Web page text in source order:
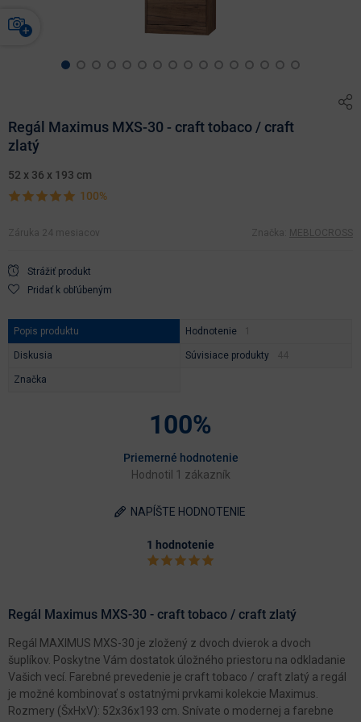
Regál Maximus MXS-30 - craft tobaco / craft
zlatý
52 x 36 x 193 cm
100%
Záruka 24 mesiacov Značka: MEBLOCROSS
Strážiť produkt
Pridať k obľúbeným
Popis produktu Hodnotenie
Diskusia Súvisiace produkty
Značka
100%
Priemerné hodnotenie
Hodnotil 1 zákazník
NAPÍŠTE HODNOTENIE
1 hodnotenie
Regál Maximus MXS-30 - craft tobaco / craft zlatý
Regál MAXIMUS MXS-30 je zložený z dvoch dvierok a dvoch
šuplíkov. Poskytne Vám dostatok úložného priestoru na odkladanie
Vašich vecí. Farebné prevedenie je craft tobaco / craft zlatý a regál
je možné kombinovať s ostatnými prvkami kolekcie Maximus.
Rozmery (ŠxHxV): 52x36x193 cm. Snívate o modernej a farebne